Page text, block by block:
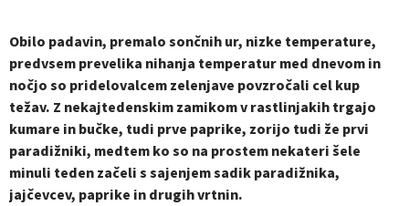
Obilo padavin, premalo sončnih ur, nizke temperature,
predvsem prevelika nihanja temperatur med dnevom in
nočjo so pridelovalcem zelenjave povzročali cel kup
težav. Z nekajtedenskim zamikom v rastlinjakih trgajo
kumare in bučke, tudi prve paprike, zorijo tudi že prvi
paradižniki, medtem ko so na prostem nekateri šele
minuli teden začeli s sajenjem sadik paradižnika,
jajčevcev, paprike in drugih vrtnin.